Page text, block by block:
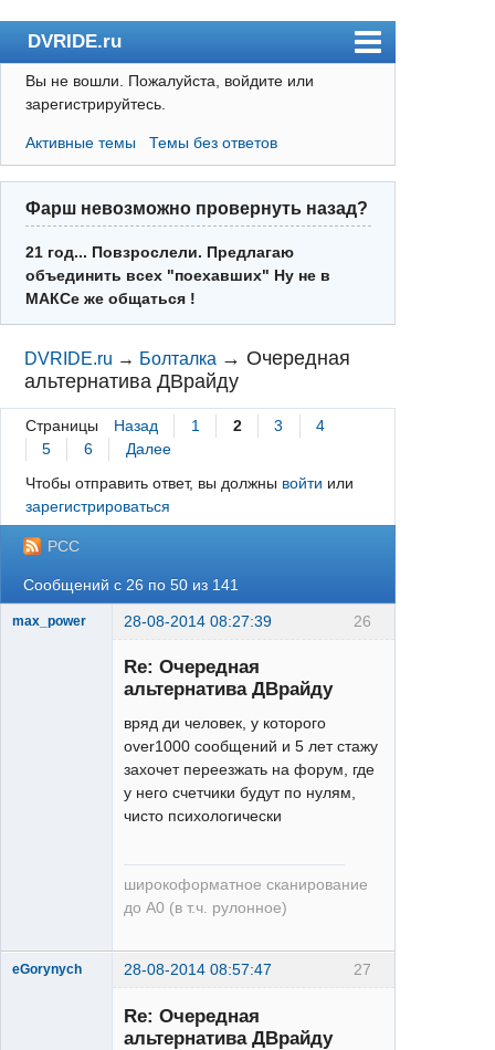
DVRIDE.ru
Форум
Пользователи
Правила
Поиск
Регистрация
Вход
Вы не вошли. Пожалуйста, войдите или
зарегистрируйтесь.
Активные темы Темы без ответов
Фарш невозможно провернуть назад?
21 год... Повзрослели. Предлагаю
объединить всех "поехавших" Ну не в
МАКСе же общаться !
DVRIDE.ru → Болталка →Очередная
альтернатива ДВрайду
Страницы Назад 1 2 3
4
5
6
Далее
Чтобы отправить ответ, вы должны войти или
зарегистрироваться
РСС
Сообщений с 26 по 50 из 141
26
max_power 28-08-2014 08:27:39
Re: Очередная
альтернатива ДВрайду
вряд ди человек, у которого
over1000 сообщений и 5 лет стажу
захочет переезжать на форум, где
у него счетчики будут по нулям,
чисто психологически
широкоформатное сканирование
до А0 (в т.ч. рулонное)
27
eGorynych 28-08-2014 08:57:47
Re: Очередная
альтернатива ДВрайду